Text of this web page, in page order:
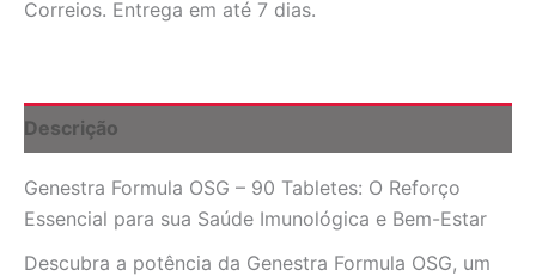
Tabletes:
Estar
quantidade
Correios. Entrega em até 7 dias.
Descrição
Genestra Formula OSG – 90 Tabletes: O Reforço
Essencial para sua Saúde Imunológica e Bem-Estar
Descubra a potência da Genestra Formula OSG, um